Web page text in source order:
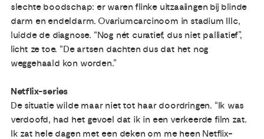
slechte boodschap: er waren flinke uitzaaiingen bij blinde
darm en endeldarm. Ovariumcarcinoom in stadium IIIc,
luidde de diagnose. “Nog nét curatief, dus niet palliatief”,
licht ze toe. “De artsen dachten dus dat het nog
weggehaald kon worden.”
Netflix-series
De situatie wilde maar niet tot haar doordringen. “Ik was
verdoofd, had het gevoel dat ik in een verkeerde film zat.
Ik zat hele dagen met een deken om me heen Netflix-